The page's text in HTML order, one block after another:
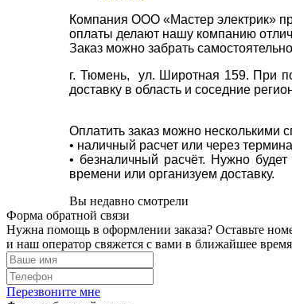
Компания ООО «Мастер электрик»
оплаты делают нашу компанию
Заказ можно забрать
г. Тюмень, ул. Широтная 159. При
доставку в область и соседние
Оплатить заказ можно несколькими
• наличный расчет или через
• безналичный расчёт. Нужно
времени или организуем доставку.
Вы недавно смотрели
Форма обратной связи
Нужна помощь в оформлении заказа? Оставьте
и наш оператор свяжется с вами в ближайшее
Перезвоните мне